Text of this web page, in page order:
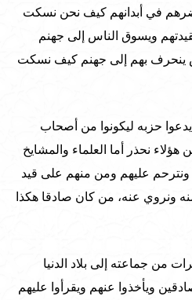
في أبدانهم كيف نحن نسكت
ويسوق الناس إلى جهنم
ينحرف بهم إلى جهنم كيف نسكت
حزبه ليكونوا من أصحاب
فاطر/6- نحن من هؤلاء نحذر أما العلماء والمشايخ
ونترحم عليهم ومن منهم على قيد
ونروي عنه، من كان صادقا هكذا
من جماعته إلى بلاد الدنيا
ويأخذوا عنهم ويقرأوا عليهم